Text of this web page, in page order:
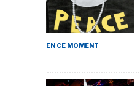
EN CE MOMENT